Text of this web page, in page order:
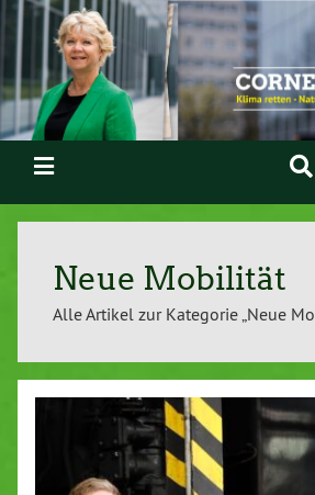
Neue Mobilität
Alle Artikel zur Kategorie „Neue